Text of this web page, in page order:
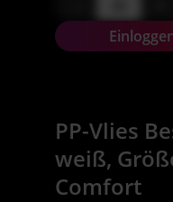
PP-Vlies
weiß,
Comfort